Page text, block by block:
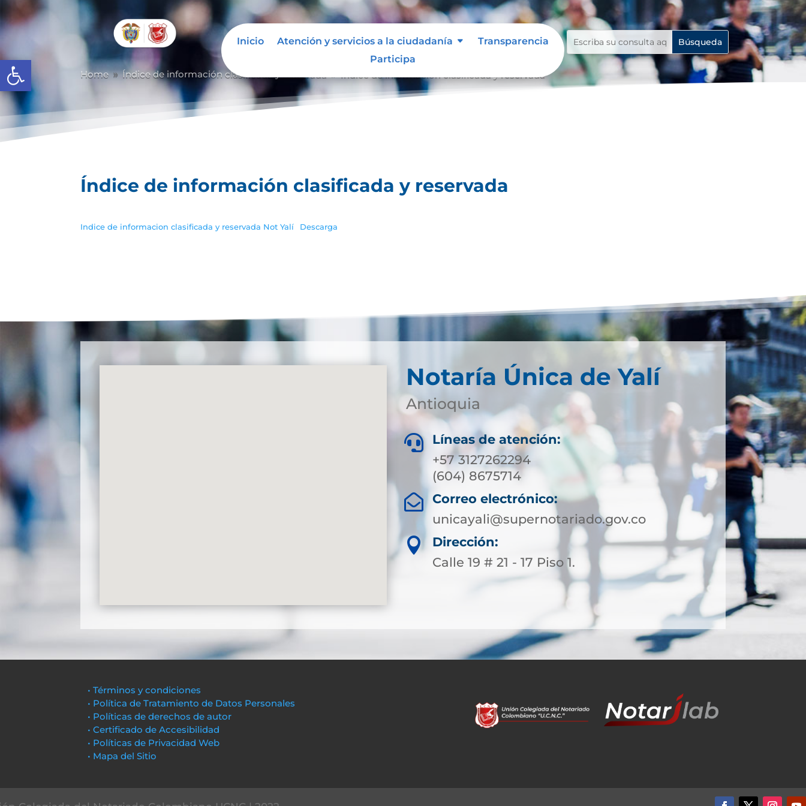
Abrir barra de herramientas
Inicio Atención y servicios a la ciudadanía
Transparencia
Participa
Home 9 Índice de información clasificada y reservada Índice de información clasificada y reservada
Índice de información clasificada y reservada
Indice de informacion clasificada y reservada Not Yalí Descarga
Notaría Única de Yalí
Antioquia

Líneas de atención:
+57 3127262294
(604) 8675714

Correo electrónico:
unicayali@supernotariado.gov.co

Dirección:
Calle 19 # 21 - 17 Piso 1.
• Términos y condiciones
• Política de Tratamiento de Datos Personales
• Políticas de derechos de autor
• Certificado de Accesibilidad
• Políticas de Privacidad Web
• Mapa del Sitio